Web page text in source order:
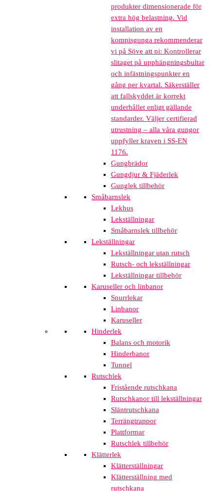
produkter dimensionerade för
extra hög belastning. Vid
installation av en
kompisgunga rekommenderar
vi på Söve att ni: Kontrollerar
slitaget på upphängningsbultar
och infästningspunkter en
gång per kvartal. Säkerställer
att fallskyddet är korrekt
underhållet enligt gällande
standarder. Väljer certifierad
utrustning – alla våra gungor
uppfyller kraven i SS-EN
1176.
Gungbrädor
Gungdjur & Fjäderlek
Gunglek tillbehör
Småbarnslek
Lekhus
Lekställningar
Småbarnslek tillbehör
Lekställningar
Lekställningar utan rutsch
Rutsch- och lekställningar
Lekställningar tillbehör
Karuseller och linbanor
Snurrlekar
Linbanor
Karuseller
Hinderlek
Balans och motorik
Hinderbanor
Tunnel
Rutschlek
Fristående rutschkana
Rutschkanor till lekställningar
Släntrutschkana
Terrängtrappor
Plattformar
Rutschlek tillbehör
Klätterlek
Klätterställningar
Klätterställning med
rutschkana